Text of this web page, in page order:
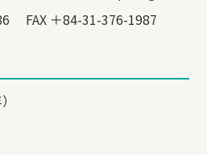
FAX ＋84-31-376-1987